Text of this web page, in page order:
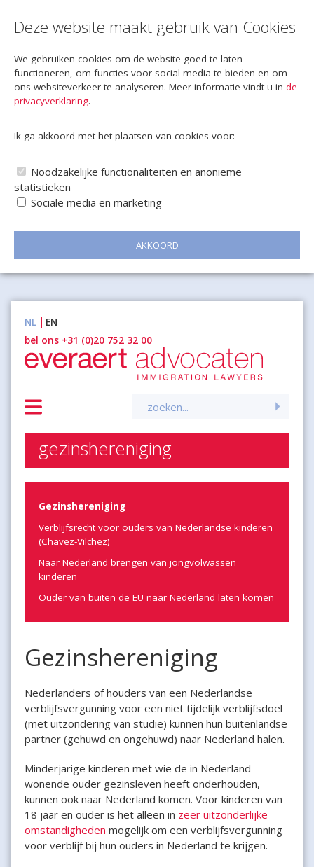
Deze website maakt gebruik van Cookies
We gebruiken cookies om de website goed te laten
functioneren, om functies voor social media te bieden en om
ons websiteverkeer te analyseren. Meer informatie vindt u in de
privacyverklaring.
Ik ga akkoord met het plaatsen van cookies voor:
Noodzakelijke functionaliteiten en anonieme
statistieken
Sociale media en marketing
AKKOORD
inhoud
NL
EN
bel ons +31 (0)20 752 32 00
Zoeken
gezinshereniging
Gezinshereniging
Verblijfsrecht voor ouders van Nederlandse kinderen
(Chavez-Vilchez)
Naar Nederland brengen van jongvolwassen
kinderen
Ouder van buiten de EU naar Nederland laten komen
Gezinshereniging
Nederlanders of houders van een Nederlandse
verblijfsvergunning voor een niet tijdelijk verblijfsdoel
(met uitzondering van studie) kunnen hun buitenlandse
partner (gehuwd en ongehuwd) naar Nederland halen.
Minderjarige kinderen met wie de in Nederland
wonende ouder gezinsleven heeft onderhouden,
kunnen ook naar Nederland komen. Voor kinderen van
18 jaar en ouder is het alleen in zeer uitzonderlijke
omstandigheden mogelijk om een verblijfsvergunning
voor verblijf bij hun ouders in Nederland te krijgen.